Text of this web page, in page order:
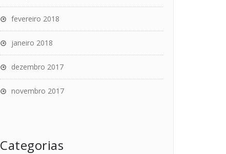
fevereiro 2018
janeiro 2018
dezembro 2017
novembro 2017
Categorias